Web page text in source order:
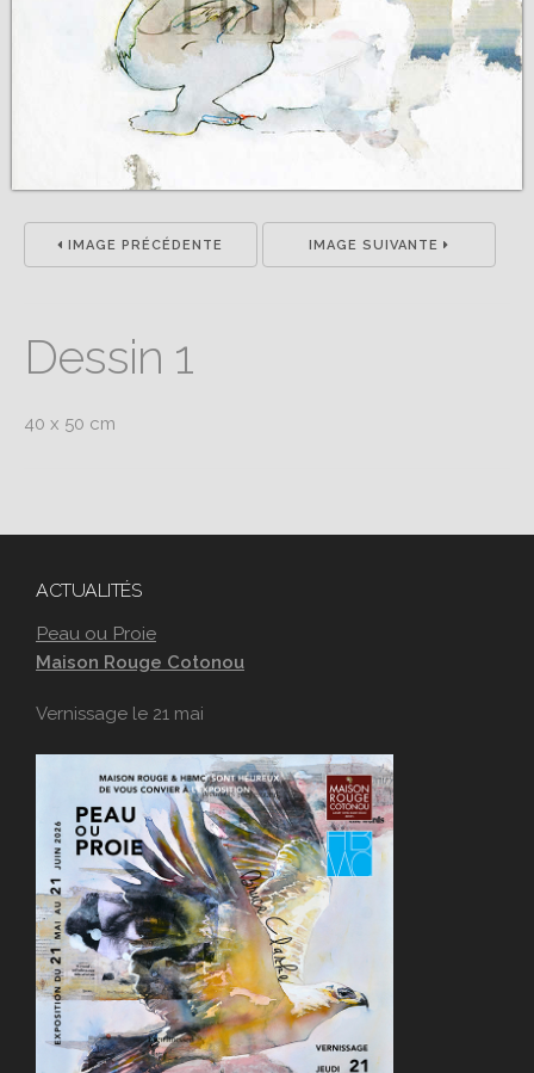
IMAGE PRÉCÉDENTE IMAGE SUIVANTE
Dessin 1
40 x 50 cm
ACTUALITÉS
Peau ou Proie
Maison Rouge Cotonou
Vernissage le 21 mai